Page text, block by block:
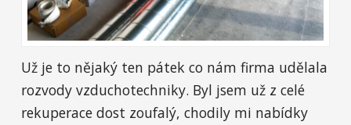
Už je to nějaký ten pátek co nám firma udělala
rozvody vzduchotechniky. Byl jsem už z celé
rekuperace dost zoufalý, chodily mi nabídky